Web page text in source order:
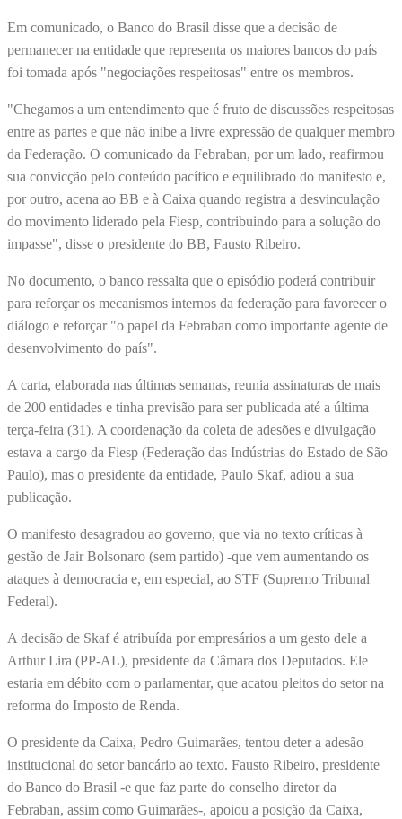
Em comunicado, o Banco do Brasil disse que a decisão de
permanecer na entidade que representa os maiores bancos do país
foi tomada após "negociações respeitosas" entre os membros.
"Chegamos a um entendimento que é fruto de discussões respeitosas
entre as partes e que não inibe a livre expressão de qualquer membro
da Federação. O comunicado da Febraban, por um lado, reafirmou
sua convicção pelo conteúdo pacífico e equilibrado do manifesto e,
por outro, acena ao BB e à Caixa quando registra a desvinculação
do movimento liderado pela Fiesp, contribuindo para a solução do
impasse", disse o presidente do BB, Fausto Ribeiro.
No documento, o banco ressalta que o episódio poderá contribuir
para reforçar os mecanismos internos da federação para favorecer o
diálogo e reforçar "o papel da Febraban como importante agente de
desenvolvimento do país".
A carta, elaborada nas últimas semanas, reunia assinaturas de mais
de 200 entidades e tinha previsão para ser publicada até a última
terça-feira (31). A coordenação da coleta de adesões e divulgação
estava a cargo da Fiesp (Federação das Indústrias do Estado de São
Paulo), mas o presidente da entidade, Paulo Skaf, adiou a sua
publicação.
O manifesto desagradou ao governo, que via no texto críticas à
gestão de Jair Bolsonaro (sem partido) -que vem aumentando os
ataques à democracia e, em especial, ao STF (Supremo Tribunal
Federal).
A decisão de Skaf é atribuída por empresários a um gesto dele a
Arthur Lira (PP-AL), presidente da Câmara dos Deputados. Ele
estaria em débito com o parlamentar, que acatou pleitos do setor na
reforma do Imposto de Renda.
O presidente da Caixa, Pedro Guimarães, tentou deter a adesão
institucional do setor bancário ao texto. Fausto Ribeiro, presidente
do Banco do Brasil -e que faz parte do conselho diretor da
Febraban, assim como Guimarães-, apoiou a posição da Caixa,